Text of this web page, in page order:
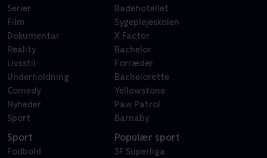
Serier
Film
Dokumentar
Reality
Livsstil
Underholdning
Comedy
Nyheder
Sport
Badehotellet
Sygeplejeskolen
X Factor
Bachelor
Forræder
Bachelorette
Yellowstone
Paw Patrol
Barnaby
Sport
Fodbold
Populær sport
3F Superliga